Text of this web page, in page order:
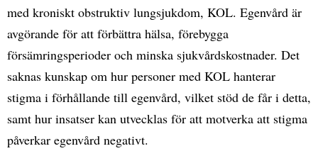
med kroniskt obstruktiv lungsjukdom, KOL. Egenvård är
avgörande för att förbättra hälsa, förebygga
försämringsperioder och minska sjukvårdskostnader. Det
saknas kunskap om hur personer med KOL hanterar
stigma i förhållande till egenvård, vilket stöd de får i detta,
samt hur insatser kan utvecklas för att motverka att stigma
påverkar egenvård negativt.